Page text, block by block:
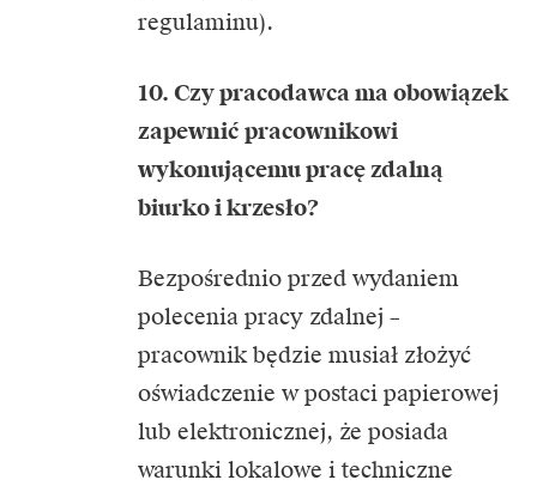
regulaminu).
10. Czy pracodawca ma obowiązek
zapewnić pracownikowi
wykonującemu pracę zdalną
biurko i krzesło?
Bezpośrednio przed wydaniem
polecenia pracy zdalnej –
pracownik będzie musiał złożyć
oświadczenie w postaci papierowej
lub elektronicznej, że posiada
warunki lokalowe i techniczne